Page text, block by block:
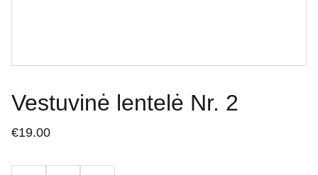
Vestuvinė lentelė Nr. 2
€19.00